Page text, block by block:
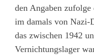
den Angaben
im damals von Nazi-
das zwischen 1942
Vernichtungslager